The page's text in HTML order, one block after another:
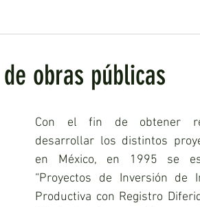
obras públicas
Con el fin de obtener
desarrollar los distintos
en México, en 1995 se
“Proyectos de Inversión de
Productiva con Registro